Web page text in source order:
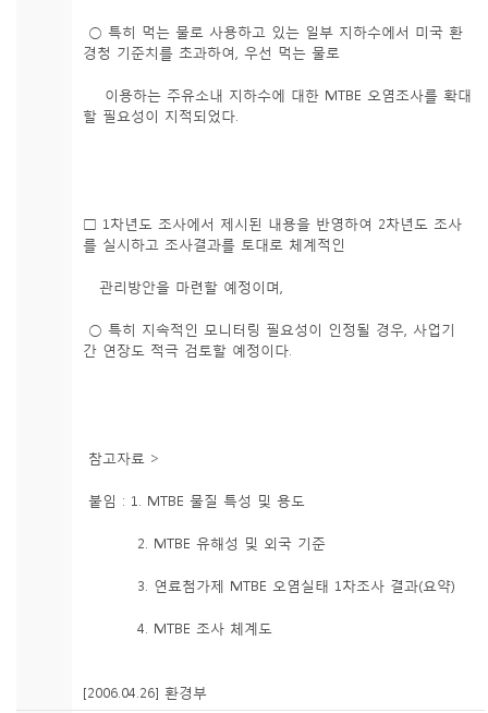
○ 특히 먹는 물로 사용하고 있는 일부 지하수에서 미국 환
경청 기준치를 초과하여, 우선 먹는 물로
이용하는 주유소내 지하수에 대한 MTBE 오염조사를 확대
할 필요성이 지적되었다.
□ 1차년도 조사에서 제시된 내용을 반영하여 2차년도 조사
를 실시하고 조사결과를 토대로 체계적인
관리방안을 마련할 예정이며,
○ 특히 지속적인 모니터링 필요성이 인정될 경우, 사업기
간 연장도 적극 검토할 예정이다.
참고자료 >
붙임 : 1. MTBE 물질 특성 및 용도
2. MTBE 유해성 및 외국 기준
3. 연료첨가제 MTBE 오염실태 1차조사 결과(요약)
4. MTBE 조사 체계도
[2006.04.26] 환경부